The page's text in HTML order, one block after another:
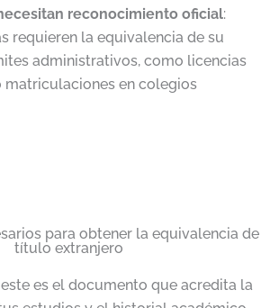
reconocimiento oficial:
requieren la equivalencia de su
administrativos, como licencias
matriculaciones en colegios
para obtener la equivalencia de
título extranjero
este es el documento que acredita la